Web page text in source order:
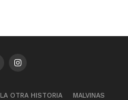
LA OTRA HISTORIA MALVINAS